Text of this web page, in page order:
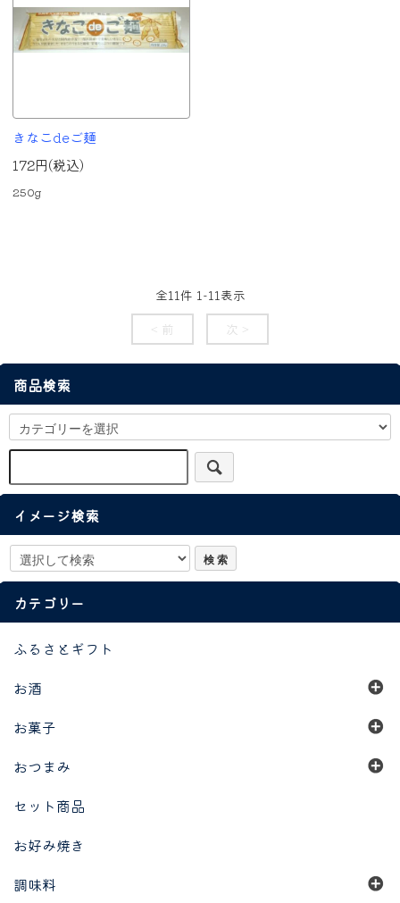
きなこdeご麺
172円(税込)
250g
全11件 1-11表示
< 前
次 >
商品検索
イメージ検索
カテゴリー
ふるさとギフト
お酒
お菓子
おつまみ
セット商品
お好み焼き
調味料